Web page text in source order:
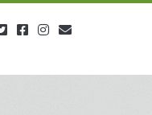
twitterfacebookinstagram